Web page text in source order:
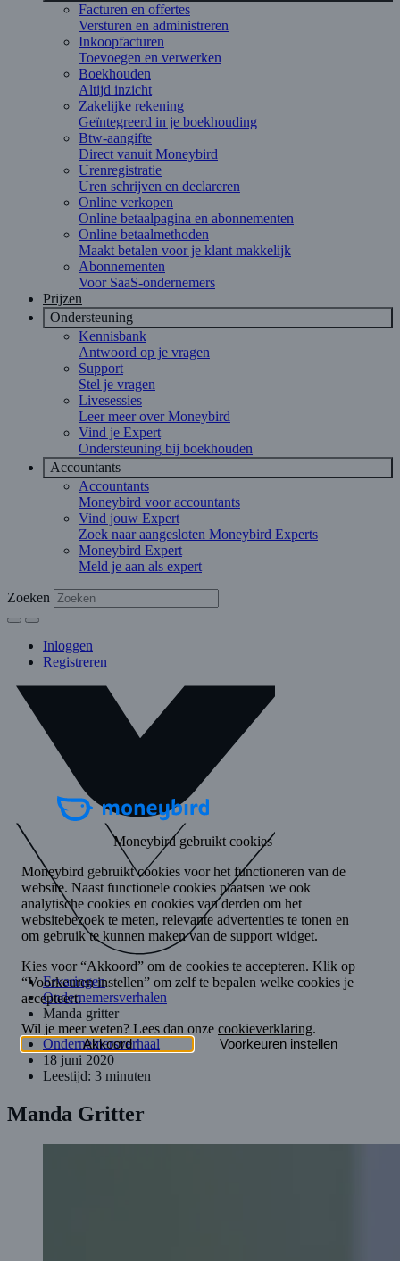
Facturen en offertes
Versturen en administreren
Inkoopfacturen
Toevoegen en verwerken
Boekhouden
Altijd inzicht
Zakelijke rekening
Geïntegreerd in je boekhouding
Btw-aangifte
Direct vanuit Moneybird
Urenregistratie
Uren schrijven en declareren
Online verkopen
Online betaalpagina en abonnementen
Online betaalmethoden
Maakt betalen voor je klant makkelijk
Abonnementen
Voor SaaS-ondernemers
Prijzen
Ondersteuning
Kennisbank
Antwoord op je vragen
Support
Stel je vragen
Livesessies
Leer meer over Moneybird
Vind je Expert
Ondersteuning bij boekhouden
Accountants
Accountants
Moneybird voor accountants
Vind jouw Expert
Zoek naar aangesloten Moneybird Experts
Moneybird Expert
Meld je aan als expert
Zoeken
Inloggen
Registreren
Ervaringen
Ondernemersverhalen
Manda gritter
Ondernemersverhaal
18 juni 2020
Leestijd: 3 minuten
Manda Gritter